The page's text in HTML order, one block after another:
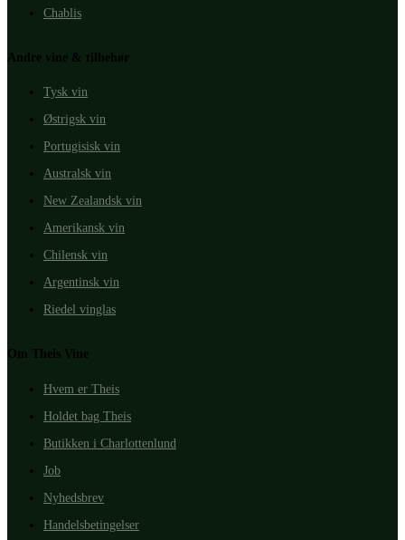
Chablis
Andre vine & tilbehør
Tysk vin
Østrigsk vin
Portugisisk vin
Australsk vin
New Zealandsk vin
Amerikansk vin
Chilensk vin
Argentinsk vin
Riedel vinglas
Om Theis Vine
Hvem er Theis
Holdet bag Theis
Butikken i Charlottenlund
Job
Nyhedsbrev
Handelsbetingelser